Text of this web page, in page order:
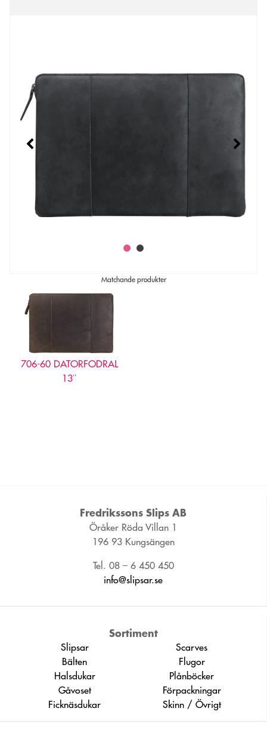
• •
Matchande produkter
706-60 DATORFODRAL
13″
Fredrikssons Slips AB
Öråker Röda Villan 1
196 93 Kungsängen
Tel. 08 – 6 450 450
info@slipsar.se
Sortiment
Slipsar
Scarves
Bälten
Flugor
Halsdukar
Plånböcker
Gåvoset
Förpackningar
Ficknäsdukar
Skinn / Övrigt